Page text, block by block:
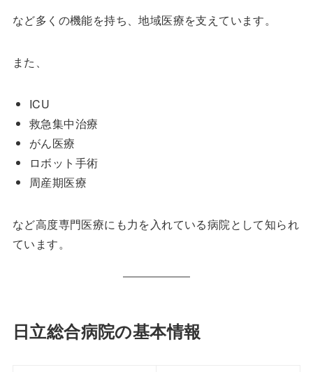
など多くの機能を持ち、地域医療を支えています。
また、
ICU
救急集中治療
がん医療
ロボット手術
周産期医療
など高度専門医療にも力を入れている病院として知られ
ています。
日立総合病院の基本情報